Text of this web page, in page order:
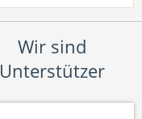
Wir sind
Unterstützer